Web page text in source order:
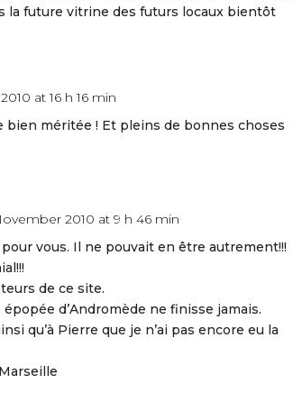
la future vitrine des futurs locaux bientôt
at 16 h 16 min
bien méritée ! Et pleins de bonnes choses
2010 at 9 h 46 min
vous. Il ne pouvait en être autrement!!!
de ce site.
d’Andromède ne finisse jamais.
qu’à Pierre que je n’ai pas encore eu la